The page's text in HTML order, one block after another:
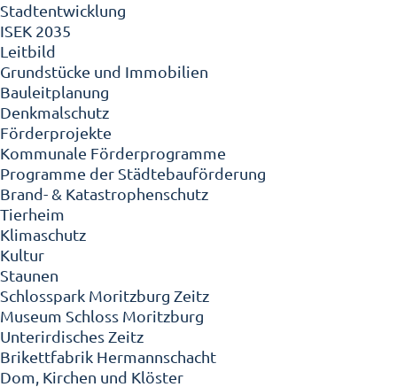
Stadtentwicklung
ISEK 2035
Leitbild
Grundstücke und Immobilien
Bauleitplanung
Denkmalschutz
Förderprojekte
Kommunale Förderprogramme
Programme der Städtebauförderung
Brand- & Katastrophenschutz
Tierheim
Klimaschutz
Kultur
Staunen
Schlosspark Moritzburg Zeitz
Museum Schloss Moritzburg
Unterirdisches Zeitz
Brikettfabrik Hermannschacht
Dom, Kirchen und Klöster